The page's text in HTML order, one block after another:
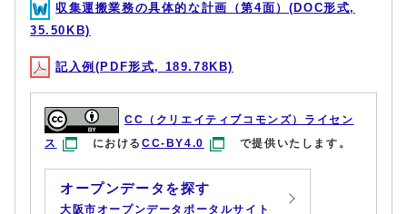
収集運搬業務の具体的な計画（第4面）(DOC形式,
35.50KB)
記入例(PDF形式, 189.78KB)
CC（クリエイティブコモンズ）ライセン
ス
におけるCC-BY4.0 で提供いたします。
オープンデータを探す
大阪市オープンデータポータルサイト